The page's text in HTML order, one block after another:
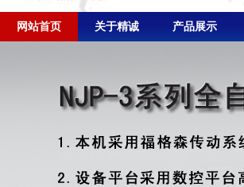
网站首页 关于精诚 产品展示